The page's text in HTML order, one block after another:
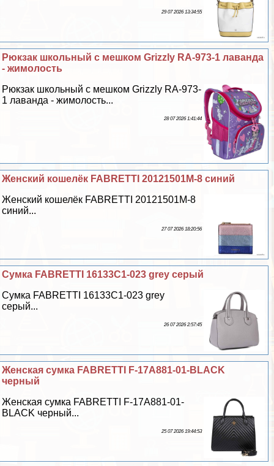
29 07 2026 13:34:55
Рюкзак школьный с мешком Grizzly RA-973-1 лаванда
- жимолость
Рюкзак школьный с мешком Grizzly RA-973-
1 лаванда - жимолость...
28 07 2026 1:41:44
Женский кошелёк FABRETTI 20121501M-8 синий
Женский кошелёк FABRETTI 20121501M-8
синий...
27 07 2026 18:20:56
Сумка FABRETTI 16133C1-023 grey серый
Сумка FABRETTI 16133C1-023 grey
серый...
26 07 2026 2:57:45
Женская сумка FABRETTI F-17A881-01-BLACK
черный
Женская сумка FABRETTI F-17A881-01-
BLACK черный...
25 07 2026 19:44:53